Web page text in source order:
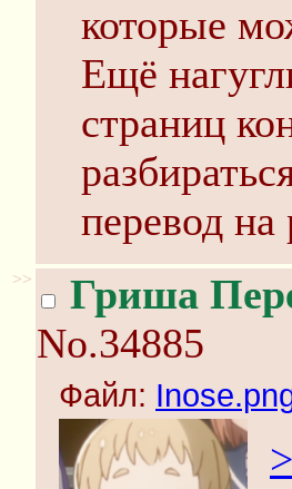
которые
Ещё
страниц
перевод на
>> Гриша
No.34885
Файл: